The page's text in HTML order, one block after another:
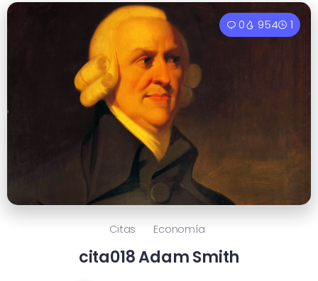
0 954 1
Citas Economía
cita018 Adam Smith